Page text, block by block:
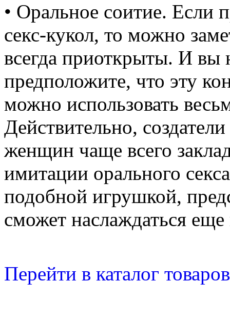
• Оральное соитие. Если
секс-кукол, то можно
всегда приоткрыты. И вы
предположите, что эту
можно использовать
Действительно,
женщин чаще всего
имитации орального
подобной игрушкой,
сможет наслаждаться
Перейти в каталог товаров